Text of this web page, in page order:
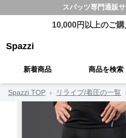
スパッツ専門通販サ
10,000円以上のご
Spazzi
新着商品 商品を検索
Spazzi TOP › リライブ/着圧の一覧